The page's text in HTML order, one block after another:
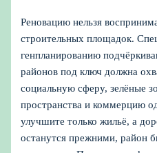
Реновацию нельзя
строительных площадок.
генпланированию
районов под ключ должна
социальную сферу, зелёные
пространства и коммерцию
улучшите только жильё, а
останутся прежними, район